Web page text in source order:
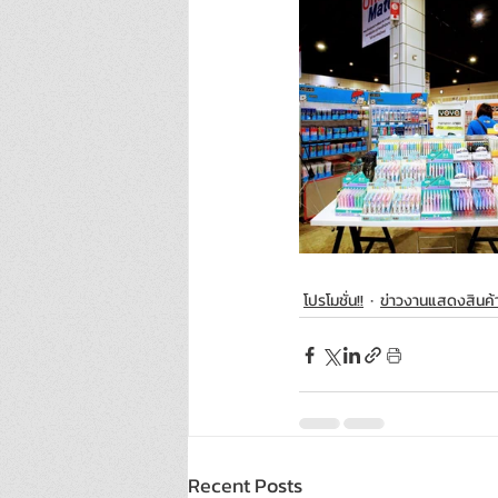
โปรโมชั่น!! ข่าวงานแสดงสินค้
Recent Posts